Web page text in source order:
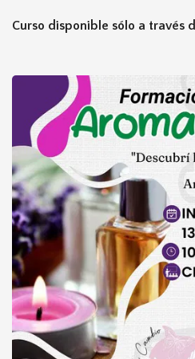
Curso disponible sólo a través